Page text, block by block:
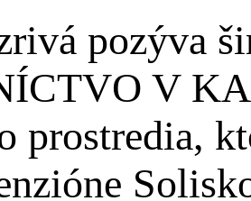
pozýva
V
prostredia,